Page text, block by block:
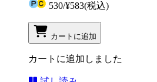
530/¥583(税込)
カートに追加
カートに追加しました